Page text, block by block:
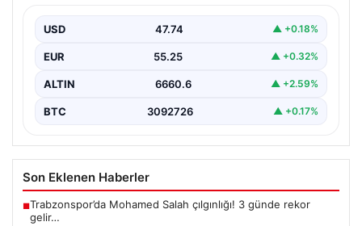
altyapı envanterlerini belirli aralıklarla yenilemektedir.
Söz konusu güncelleme…
USD 47.74 ▲ +0.18%
EUR 55.25 ▲ +0.32%
ALTIN 6660.6 ▲ +2.59%
BTC 3092726 ▲ +0.17%
Son Eklenen Haberler
■Trabzonspor’da Mohamed Salah çılgınlığı! 3 günde rekor
gelir…